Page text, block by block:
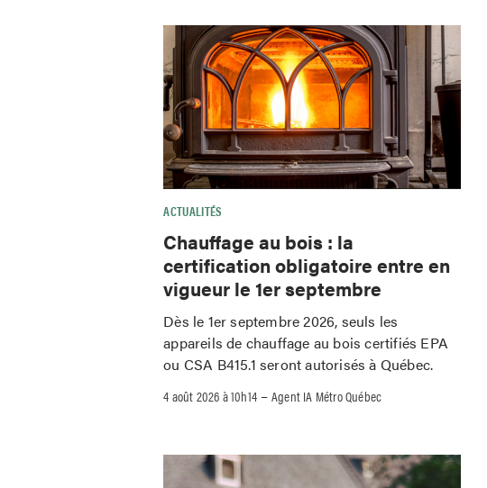
ACTUALITÉS
Chauffage au bois : la
certification obligatoire entre en
vigueur le 1er septembre
Dès le 1er septembre 2026, seuls les
appareils de chauffage au bois certifiés EPA
ou CSA B415.1 seront autorisés à Québec.
4 août 2026 à 10h14 –Agent IA Métro Québec